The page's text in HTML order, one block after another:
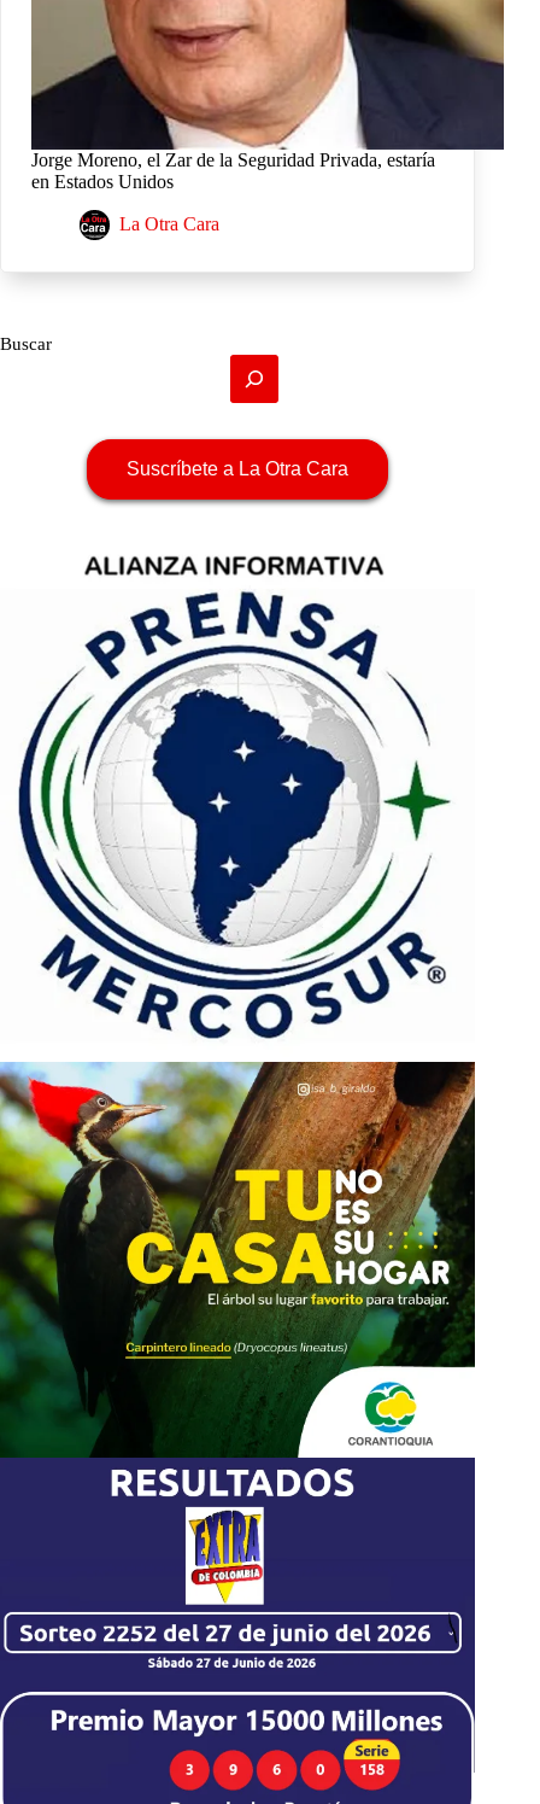
Jorge Moreno, el Zar de la Seguridad Privada, estaría
en Estados Unidos
La Otra Cara
Buscar
Suscríbete a La Otra Cara